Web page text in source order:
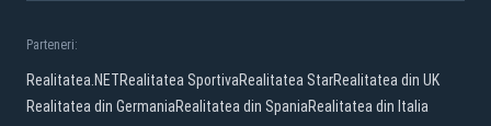
Parteneri:
Realitatea.NETRealitatea SportivaRealitatea StarRealitatea din UK
Realitatea din GermaniaRealitatea din SpaniaRealitatea din Italia